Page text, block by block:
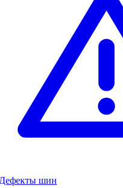
Дефекты шин